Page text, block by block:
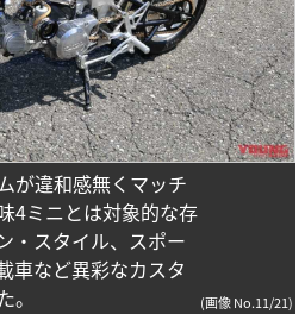
が違和感無くマッチ
4ミニとは対象的な存
・スタイル、スポー
車など異彩なカスタ
(画像 No.11/21)